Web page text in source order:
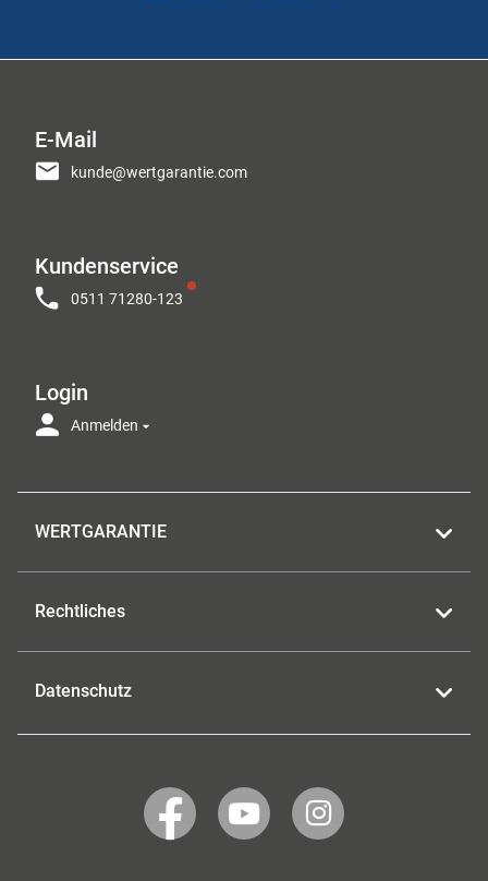
E-Mail
kunde@wertgarantie.com
Kundenservice
0511 71280-123
Login
Anmelden
WERTGARANTIE
Rechtliches
Datenschutz
WERTGARANTIE
auf
WERTGARANTIE
auf
WERTGARANTIE
auf